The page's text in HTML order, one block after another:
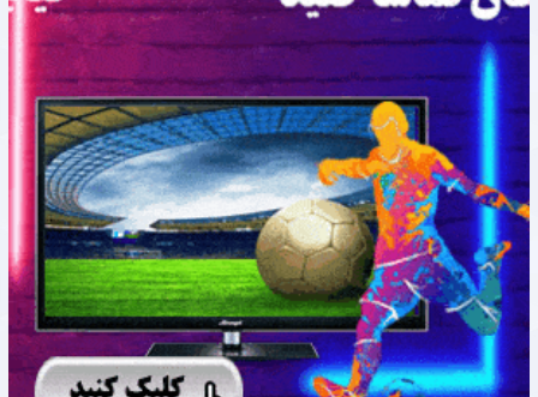
‹
›
نتایج زنده